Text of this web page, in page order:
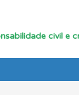
civil e